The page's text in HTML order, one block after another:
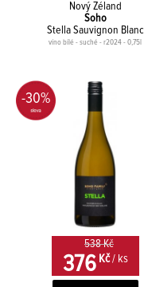
Nový Zéland
Soho
Stella Sauvignon Blanc
víno bílé - suché - r2024 - 0,75l
-30%
538 Kč
376 Kč / ks